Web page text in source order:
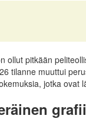
ollut pitkään
tilanne muuttui
jotka ovat